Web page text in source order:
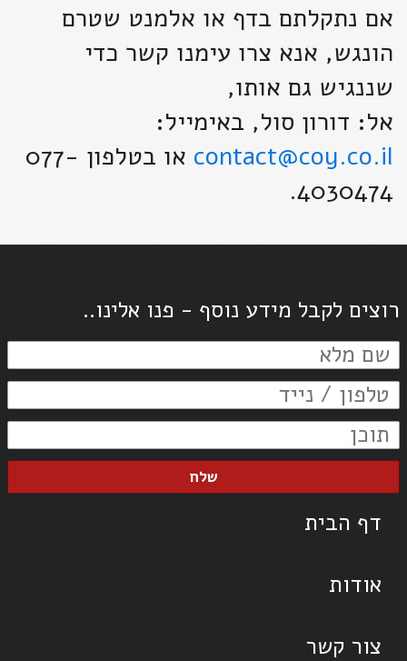
אם נתקלתם בדף או אלמנט שטרם
הונגש, אנא צרו עימנו קשר כדי
שננגיש גם אותו,
אל: דורון סול, באימייל:
contact@coy.co.il
או בטלפון 077-
4030474.
רוצים לקבל מידע נוסף - פנו אלינו..
שלח
דף הבית
אודות
צור קשר